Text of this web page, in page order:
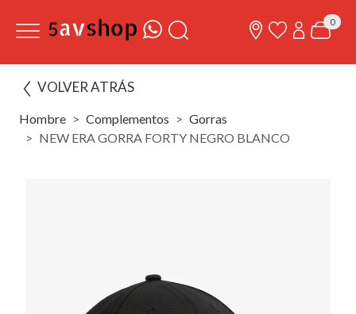
0
VOLVER ATRÁS
Hombre Complementos
Gorras
NEW ERA GORRA FORTY NEGRO BLANCO